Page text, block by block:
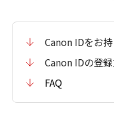
Canon IDをお
Canon IDの登
FAQ